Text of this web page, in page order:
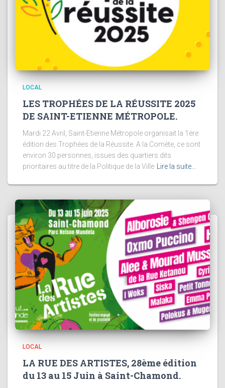
LOCAL
LES TROPHÉES DE LA RÉUSSITE 2025
DE SAINT-ETIENNE MÉTROPOLE.
Mardi 22 Avril, Saint-Etienne Métropole organisait la 1ère
édition des Trophées de la Réussite. A la Comète, ce sont
environ 30 personnes, issues des quartiers dits
prioritaires au titre de la Politique de la Ville Lire la suite…
LOCAL
LA RUE DES ARTISTES, 28ème édition
du 13 au 15 Juin à Saint-Chamond.